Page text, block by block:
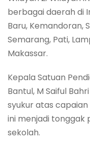
berbagai daerah di
Baru, Kemandoran,
Semarang, Pati,
Makassar.
Kepala Satuan
Bantul, M Saiful
syukur atas
ini menjadi tonggak
sekolah.